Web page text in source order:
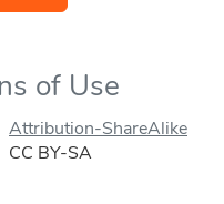
of Use
Attribution-ShareAlike
CC BY-SA